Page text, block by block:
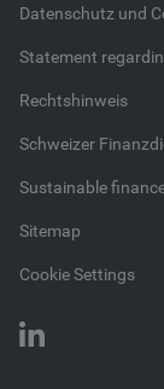
Datenschutz und
Statement
Rechtshinweis
Schweizer
Sustainable
Sitemap
Cookie Settings